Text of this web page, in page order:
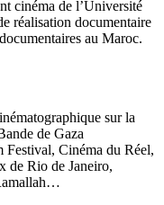
cinéma de l’Université
réalisation documentaire
au Maroc.
sur la
de Gaza
Cinéma du Réel,
de Rio de Janeiro,